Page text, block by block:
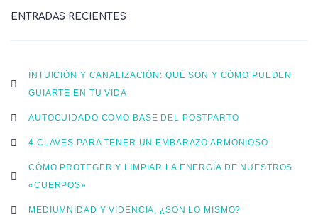
ENTRADAS RECIENTES
INTUICIÓN Y CANALIZACIÓN: QUÉ SON Y CÓMO PUEDEN
GUIARTE EN TU VIDA
AUTOCUIDADO COMO BASE DEL POSTPARTO
4 CLAVES PARA TENER UN EMBARAZO ARMONIOSO
CÓMO PROTEGER Y LIMPIAR LA ENERGÍA DE NUESTROS
«CUERPOS»
MEDIUMNIDAD Y VIDENCIA, ¿SON LO MISMO?